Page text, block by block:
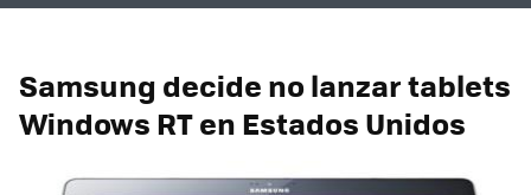
Samsung decide no lanzar tablets
Windows RT en Estados Unidos